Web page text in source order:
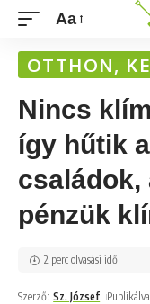
Aa
OTTHON,
Nincs
így hűtik
családok,
pénzük
Szerző: Sz. József
2 perc olvasási idő